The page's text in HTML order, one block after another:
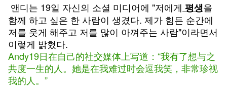
앤디는 19일 자신의 소셜 미디어에 "저에게 평생을
함께 하고 싶은 한 사람이 생겼다. 제가 힘든 순간에
저를 웃게 해주고 저를 많이 아껴주는 사람"이라면서
이렇게 밝혔다.
Andy19日在自己的社交媒体上写道：“我有了想与之
共度一生的人。她是在我难过时会逗我笑，非常珍视
我的人。”